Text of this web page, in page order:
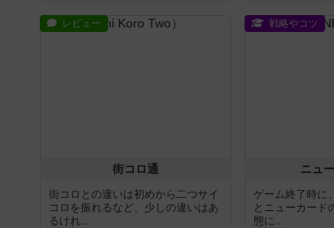
レビュー
街コロ通
街コロとの違いは初めから二つサイ
コロを振れるなど、少しの違いはあ
るけれ...
戦略やコツ
ニュ
ゲーム終了時に
とニューカード
態に...